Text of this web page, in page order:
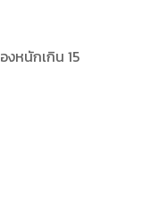
หนักเกิน 15